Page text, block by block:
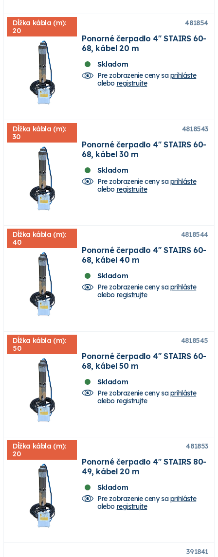
Dĺžka kábla (m):
20
481854
Ponorné čerpadlo 4" STAIRS 60-
68, kábel 20 m
Skladom
Pre zobrazenie ceny saprihláste
alebo registrujte
Dĺžka kábla (m):
30
4818543
Ponorné čerpadlo 4" STAIRS 60-
68, kábel 30 m
Skladom
Pre zobrazenie ceny saprihláste
alebo registrujte
Dĺžka kábla (m):
40
4818544
Ponorné čerpadlo 4" STAIRS 60-
68, kábel 40 m
Skladom
Pre zobrazenie ceny saprihláste
alebo registrujte
Dĺžka kábla (m):
50
4818545
Ponorné čerpadlo 4" STAIRS 60-
68, kábel 50 m
Skladom
Pre zobrazenie ceny saprihláste
alebo registrujte
Dĺžka kábla (m):
20
481853
Ponorné čerpadlo 4" STAIRS 80-
49, kábel 20 m
Skladom
Pre zobrazenie ceny saprihláste
alebo registrujte
391841